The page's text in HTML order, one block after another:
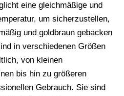
eine gleichmäßige und
um sicherzustellen,
und goldbraun gebacken
in verschiedenen Größen
von kleinen
bis hin zu größeren
Gebrauch. Sie sind